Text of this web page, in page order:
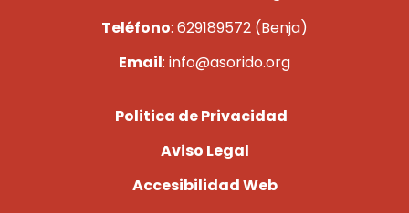
Teléfono: 629189572 (Benja)
Email: info@asorido.org
Politica de Privacidad
Aviso Legal
Accesibilidad Web